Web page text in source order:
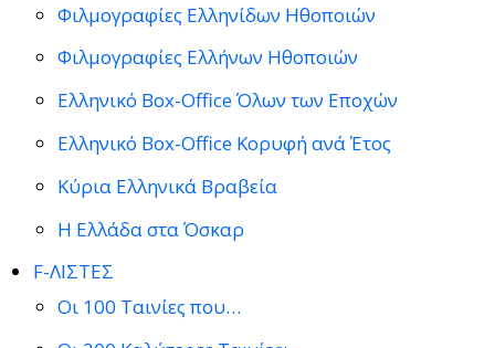
Φιλμογραφίες Ελληνίδων Ηθοποιών
Φιλμογραφίες Ελλήνων Ηθοποιών
Ελληνικό Box-Office Όλων των Εποχών
Ελληνικό Box-Office Κορυφή ανά Έτος
Κύρια Ελληνικά Βραβεία
Η Ελλάδα στα Όσκαρ
F-ΛΙΣΤΕΣ
Οι 100 Ταινίες που…